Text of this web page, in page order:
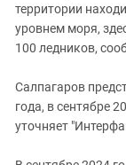
территории
уровнем моря,
100 ледников,
Салпагаров
года, в сентябре
уточняет